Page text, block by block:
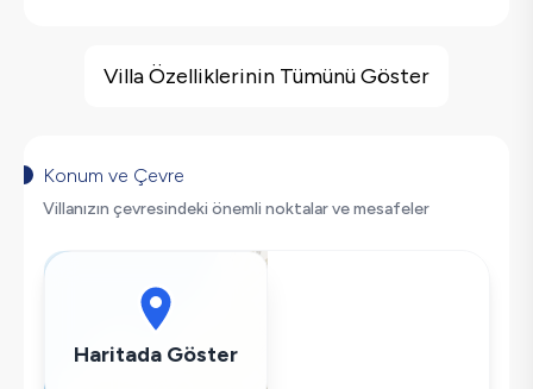
Deniz Manzarası
Korunaklı Havuz
Saç Kurutma Makinası
Çamaşır Makinesi
Villa Özelliklerinin Tümünü Göster
Konum ve Çevre
Villanızın çevresindeki önemli noktalar ve mesafeler
Haritada Göster